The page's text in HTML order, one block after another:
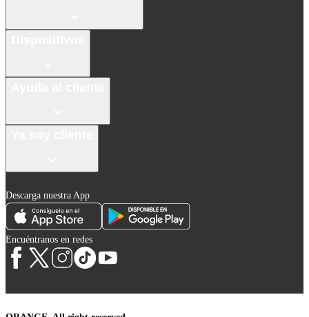
Descarga nuestra App
Encuéntranos en redes